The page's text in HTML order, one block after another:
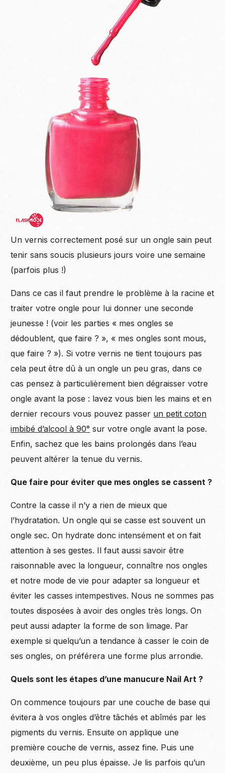
Un vernis correctement posé sur un ongle sain peut
tenir sans soucis plusieurs jours voire une semaine
(parfois plus !)
Dans ce cas il faut prendre le problème à la racine et
traiter votre ongle pour lui donner une seconde
jeunesse ! (voir les parties « mes ongles se
dédoublent, que faire ? », « mes ongles sont mous,
que faire ? »). Si votre vernis ne tient toujours pas
cela peut être dû à un ongle un peu gras, dans ce
cas pensez à particulièrement bien dégraisser votre
ongle avant la pose : lavez vous bien les mains et en
dernier recours vous pouvez passer un petit coton
imbibé d’alcool à 90° sur votre ongle avant la pose.
Enfin, sachez que les bains prolongés dans l’eau
peuvent altérer la tenue du vernis.
Que faire pour éviter que mes ongles se cassent ?
Contre la casse il n’y a rien de mieux que
l’hydratation. Un ongle qui se casse est souvent un
ongle sec. On hydrate donc intensément et on fait
attention à ses gestes. Il faut aussi savoir être
raisonnable avec la longueur, connaître nos ongles
et notre mode de vie pour adapter sa longueur et
éviter les casses intempestives. Nous ne sommes pas
toutes disposées à avoir des ongles très longs. On
peut aussi adapter la forme de son limage. Par
exemple si quelqu’un a tendance à casser le coin de
ses ongles, on préférera une forme plus arrondie.
Quels sont les étapes d’une manucure Nail Art ?
On commence toujours par une couche de base qui
évitera à vos ongles d’être tâchés et abîmés par les
pigments du vernis. Ensuite on applique une
première couche de vernis, assez fine. Puis une
deuxième, un peu plus épaisse. Je lis parfois qu’un